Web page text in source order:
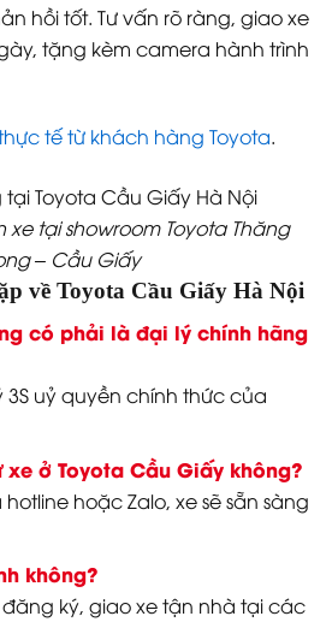
hồi tốt. Tư vấn rõ ràng, giao xe
tặng kèm camera hành trình
tế từ khách hàng Toyota.
tại showroom Toyota Thăng
– Cầu Giấy
về Toyota Cầu Giấy Hà Nội
có phải là đại lý chính hãng
3S uỷ quyền chính thức của
ở Toyota Cầu Giấy không?
hoặc Zalo, xe sẽ sẵn sàng
không?
ký, giao xe tận nhà tại các